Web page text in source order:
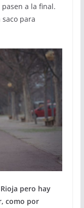
a la final.
para
pero hay
como por